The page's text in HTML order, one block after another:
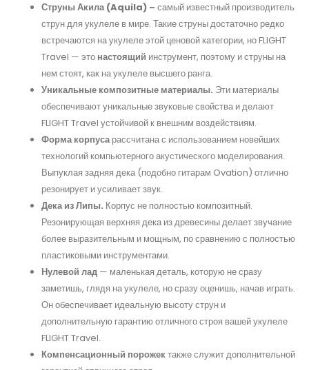
Струны Акила (Aquila) – самый известный производитель
струн для укулеле в мире. Такие струны достаточно редко
встречаются на укулеле этой ценовой категории, но FLIGHT
Travel — это настоящий инструмент, поэтому и струны на
нем стоят, как на укулеле высшего ранга.
Уникальные композитные материалы. Эти материалы
обеспечивают уникальные звуковые свойства и делают
FLIGHT Travel устойчивой к внешним воздействиям.
Форма корпусарассчитана с использованием новейших
технологий компьютерного акустического моделирования.
Выпуклая задняя дека (подобно гитарам Ovation) отлично
резонирует и усиливает звук.
Дека из Липы. Корпус не полностью композитный.
Резонирующая верхняя дека из древесины делает звучание
более выразительным и мощным, по сравнению с полностью
пластиковыми инструментами.
Нулевой лад — маленькая деталь, которую не сразу
заметишь, глядя на укулеле, но сразу оценишь, начав играть.
Он обеспечивает идеальную высоту струн и
дополнительную гарантию отличного строя вашей укулеле
FLIGHT Travel.
Компенсационный порожектакже служит дополнительной